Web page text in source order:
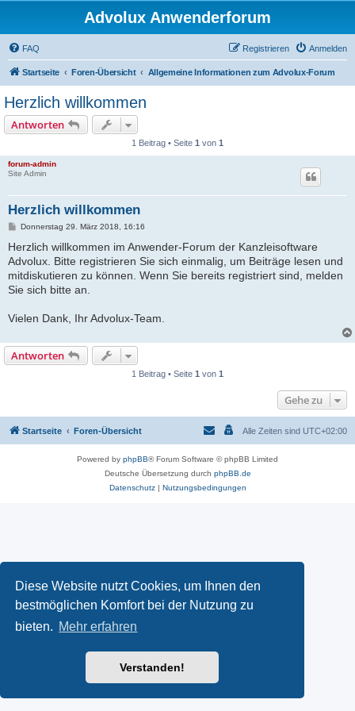
Diese Website nutzt Cookies, um Ihnen den
bestmöglichen Komfort bei der Nutzung zu
bieten. Mehr erfahren
Verstanden!
Advolux Anwenderforum
FAQ Anmelden
Registrieren
Startseite Foren-Übersicht Allgemeine Informationen zum Advolux-Forum
Herzlich willkommen
Antworten
1 Beitrag • Seite 1 von 1
forum-admin
Site Admin
Herzlich willkommen
B
i
r
a
Donnerstag 29. März 2018, 16:16
Herzlich willkommen im Anwender-Forum der Kanzleisoftware
Advolux. Bitte registrieren Sie sich einmalig, um Beiträge lesen und
mitdiskutieren zu können. Wenn Sie bereits registriert sind, melden
Sie sich bitte an.
Vielen Dank, Ihr Advolux-Team.
Antworten
1 Beitrag • Seite 1 von 1
Gehe zu
Startseite Foren-Übersicht Alle Zeiten sind UTC+02:00
Powered by phpBB® Forum Software © phpBB Limited
Deutsche Übersetzung durch phpBB.de
Datenschutz| Nutzungsbedingungen